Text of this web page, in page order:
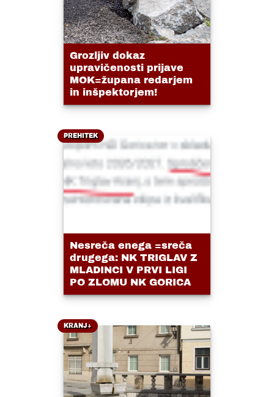
Grozljiv dokaz
upravičenosti prijave
MOK=župana redarjem
in inšpektorjem!
PREHITEK
Nesreča enega =sreča
drugega: NK TRIGLAV Z
MLADINCI V PRVI LIGI
PO ZLOMU NK GORICA
KRANJ+